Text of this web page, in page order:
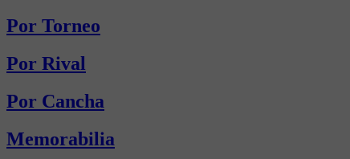
Por Torneo
Por Rival
Por Cancha
Memorabilia